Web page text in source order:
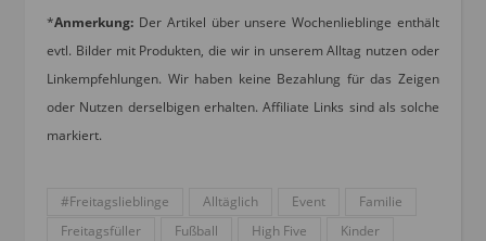
*Anmerkung: Der Artikel über unsere Wochenlieblinge enthält
evtl. Bilder mit Produkten, die wir in unserem Alltag nutzen oder
Linkempfehlungen. Wir haben keine Bezahlung für das Zeigen
oder Nutzen derselbigen erhalten. Affiliate Links sind als solche
markiert.
#Freitagslieblinge Alltäglich Event
Familie
Freitagsfüller
Fußball High Five
Kinder